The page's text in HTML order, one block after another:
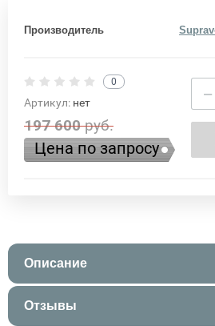
Производитель
0
Артикул: нет
197 600руб.
Цена по запросу
−
Описание
Отзывы